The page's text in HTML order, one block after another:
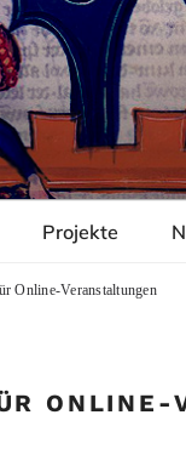
Projekte
Online-Veranstaltungen
ONLINE-